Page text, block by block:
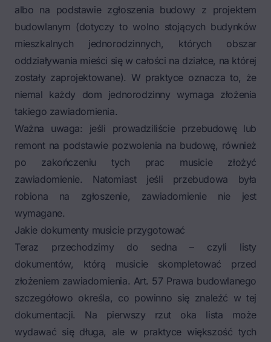
albo na podstawie zgłoszenia budowy z projektem
budowlanym (dotyczy to wolno stojących budynków
mieszkalnych jednorodzinnych, których obszar
oddziaływania mieści się w całości na działce, na której
zostały zaprojektowane). W praktyce oznacza to, że
niemal każdy dom jednorodzinny wymaga złożenia
takiego zawiadomienia.
Ważna uwaga: jeśli prowadziliście przebudowę lub
remont na podstawie pozwolenia na budowę, również
po zakończeniu tych prac musicie złożyć
zawiadomienie. Natomiast jeśli przebudowa była
robiona na zgłoszenie, zawiadomienie nie jest
wymagane.
Jakie dokumenty musicie przygotować
Teraz przechodzimy do sedna – czyli listy
dokumentów, którą musicie skompletować przed
złożeniem zawiadomienia. Art. 57 Prawa budowlanego
szczegółowo określa, co powinno się znaleźć w tej
dokumentacji. Na pierwszy rzut oka lista może
wydawać się długa, ale w praktyce większość tych